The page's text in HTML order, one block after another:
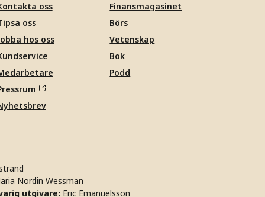
oss
oss
hos oss
Finansmagasinet
Börs
Vetenskap
Bok
Podd
Nordin Wessman
utgivare: Eric Emanuelsson